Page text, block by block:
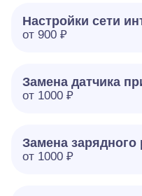
Настройки сети
от 900 ₽
Замена датчика
от 1000 ₽
Замена зарядного
от 1000 ₽